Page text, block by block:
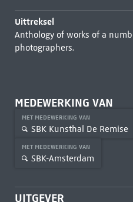
Uittreksel
Anthology of works of a
photographers.
MEDEWERKING VAN
MET MEDEWERKING VAN
SBK Kunsthal De Remise
MET MEDEWERKING VAN
SBK-Amsterdam
UITGEVER